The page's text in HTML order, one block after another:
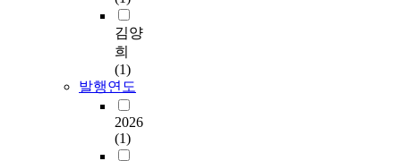
김양
희
(1)
발행연도
2026
(1)